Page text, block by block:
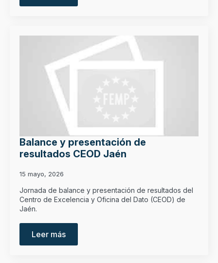
Balance y presentación de
resultados CEOD Jaén
15 mayo, 2026
Jornada de balance y presentación de resultados del
Centro de Excelencia y Oficina del Dato (CEOD) de
Jaén.
Leer más